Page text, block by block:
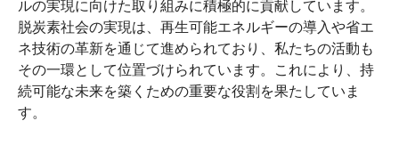
ルの実現に向けた取り組みに積極的に貢献しています。
脱炭素社会の実現は、再生可能エネルギーの導入や省エ
ネ技術の革新を通じて進められており、私たちの活動も
その一環として位置づけられています。これにより、持
続可能な未来を築くための重要な役割を果たしていま
す。